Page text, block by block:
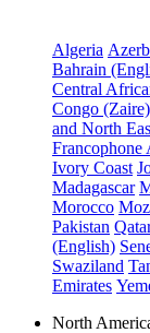
Algeria
Bahrain
Central
Congo (Zaire)
and North
Francophone
Ivory Coast
Madagascar
Morocco
Pakistan
(English)
Swaziland
Emirates
North